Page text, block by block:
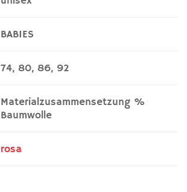
BABIES
74, 80, 86, 92
Materialzusammensetzung %
Baumwolle
rosa